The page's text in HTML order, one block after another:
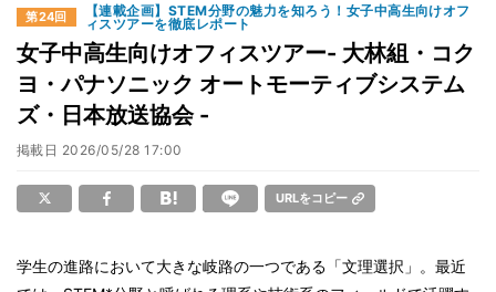
第24回
【連載企画】STEM分野の魅力を知ろう！女子中高生向けオフ
ィスツアーを徹底レポート
女子中高生向けオフィスツアー- 大林組・コク
ヨ・パナソニック オートモーティブシステム
ズ・日本放送協会 -
掲載日 2026/05/28 17:00
URLをコピー
学生の進路において大きな岐路の一つである「文理選択」。最近